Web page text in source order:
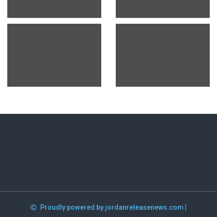
Proudly powered by jordanreleasenews.com